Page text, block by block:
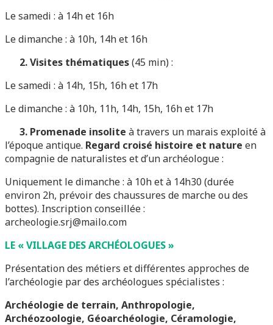
Le samedi : à 14h et 16h
Le dimanche : à 10h, 14h et 16h
2. Visites thématiques(45 min) :
Le samedi : à 14h, 15h, 16h et 17h
Le dimanche : à 10h, 11h, 14h, 15h, 16h et 17h
3. Promenade insolite à travers un marais exploité à
l’époque antique. Regard croisé histoire et nature en
compagnie de naturalistes et d’un archéologue :
Uniquement le dimanche : à 10h et à 14h30 (durée
environ 2h, prévoir des chaussures de marche ou des
bottes). Inscription conseillée :
archeologie.srj@mailo.com
LE « VILLAGE DES ARCHÉOLOGUES »
Présentation des métiers et différentes approches de
l’archéologie par des archéologues spécialistes :
Archéologie de terrain, Anthropologie,
Archéozoologie, Géoarchéologie, Céramologie,